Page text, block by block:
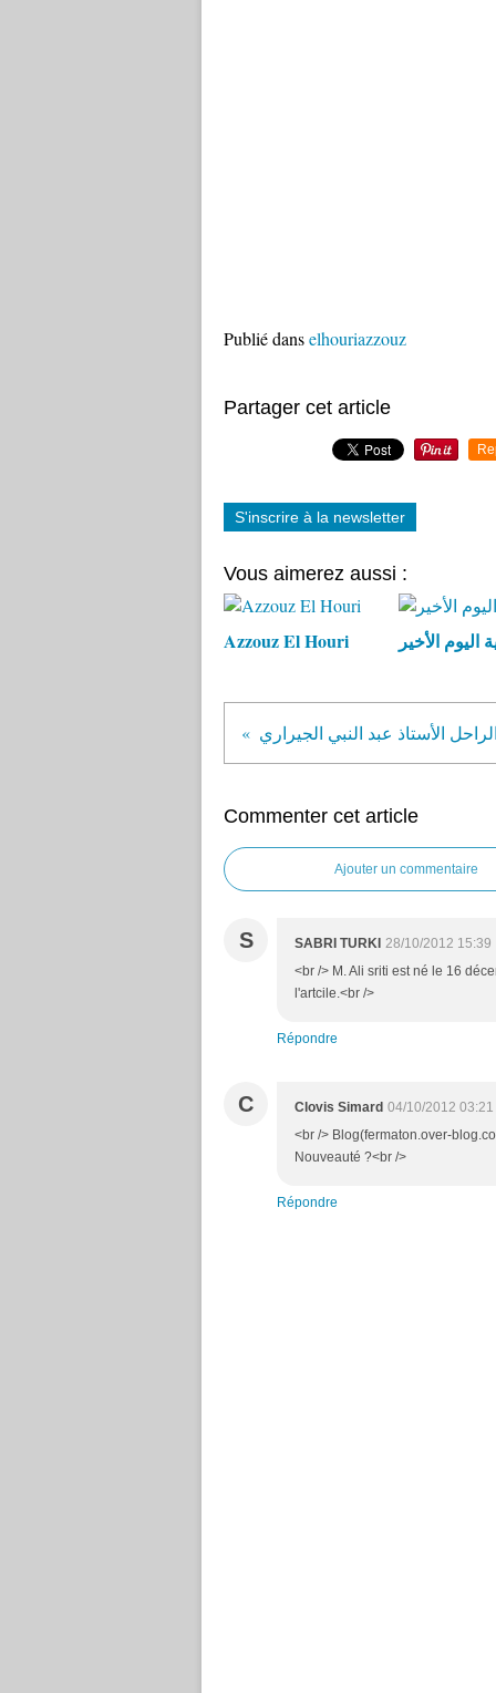
Publié danselhouriazzouz
Partager cet article
S'inscrire à la newsletter
Vous aimerez aussi :
Azzouz El Houri
اليوم الأخير
الراحل الأستاذ عبد النبي الجيراري
Commenter cet article
Ajouter un commentaire
S SABRI TURKI 28/10/2012 15:39
<br /> M. Ali sriti est né le 16
l'artcile.<br />
Répondre
C Clovis Simard 04/10/2012 03:21
<br /> Blog(fermaton.over-
Nouveauté ?<br />
Répondre